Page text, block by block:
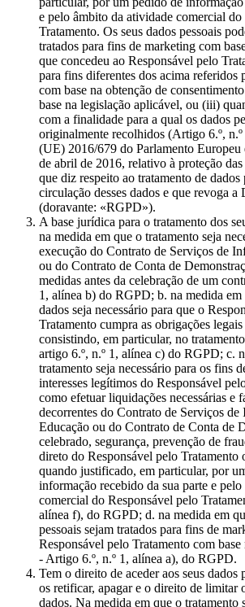
e pelo âmbito da atividade comercial
Tratamento. Os seus dados pessoais
tratados para fins de marketing com
que concedeu ao Responsável pelo
para fins diferentes dos acima referidos
com base na obtenção de
base na legislação aplicável, ou (iii)
com a finalidade para a qual os dados
originalmente recolhidos (Artigo 6.º,
(UE) 2016/679 do Parlamento Europeu
de abril de 2016, relativo à proteção das
que diz respeito ao tratamento de dados
circulação desses dados e que revoga
(doravante: «RGPD»).
A base jurídica para o tratamento dos
na medida em que o tratamento seja
execução do Contrato de Serviços de
ou do Contrato de Conta de
medidas antes da celebração de um
1, alínea b) do RGPD; b. na medida em
dados seja necessário para que o
Tratamento cumpra as obrigações
consistindo, em particular, no
artigo 6.º, n.º 1, alínea c) do RGPD; c.
tratamento seja necessário para os fins
interesses legítimos do Responsável
como efetuar liquidações necessárias e
decorrentes do Contrato de Serviços de
Educação ou do Contrato de Conta de
celebrado, segurança, prevenção de
direto do Responsável pelo Tratamento
quando justificado, em particular, por
informação recebido da sua parte e
comercial do Responsável pelo
alínea f), do RGPD; d. na medida em
pessoais sejam tratados para fins de
Responsável pelo Tratamento com
- Artigo 6.º, n.º 1, alínea a), do RGPD.
Tem o direito de aceder aos seus dados
os retificar, apagar e o direito de limitar
dados. Na medida em que o tratamento